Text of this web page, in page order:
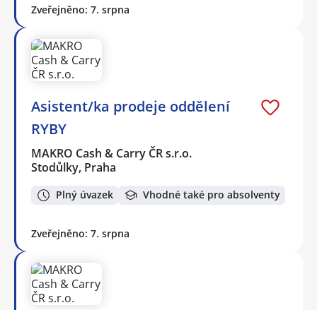
Zveřejněno: 7. srpna
Asistent/ka prodeje oddělení
RYBY
MAKRO Cash & Carry ČR s.r.o.
Stodůlky, Praha
Plný úvazek Vhodné také pro absolventy
Zveřejněno: 7. srpna